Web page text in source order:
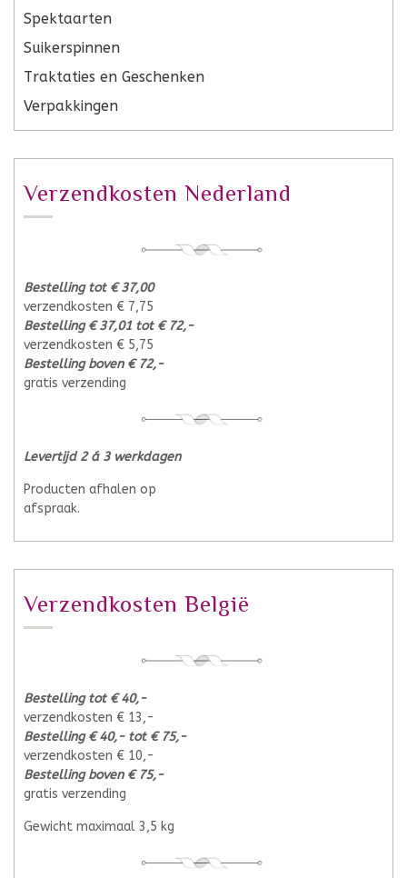
Spektaarten
Suikerspinnen
Traktaties en Geschenken
Verpakkingen
Verzendkosten Nederland
Bestelling tot € 37,00
verzendkosten € 7,75
Bestelling € 37,01 tot € 72,-
verzendkosten € 5,75
Bestelling boven € 72,-
gratis verzending
Levertijd 2 á 3 werkdagen
Producten afhalen op
afspraak.
Verzendkosten België
Bestelling tot € 40,-
verzendkosten € 13,-
Bestelling € 40,- tot € 75,-
verzendkosten € 10,-
Bestelling boven € 75,-
gratis verzending
Gewicht maximaal 3,5 kg